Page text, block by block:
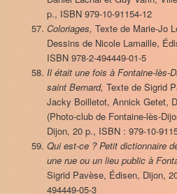
p., ISBN 979-10-91154-12
Coloriages, Texte de Marie-Jo
Dessins de Nicole Lamaille,
ISBN 978-2-494449-01-5
Il était une fois à Fontaine-lès-
saint Bernard, Texte de Sigrid
Jacky Boilletot, Annick Getet,
(Photo-club de Fontaine-lès-
Dijon, 20 p., ISBN : 979-10-
Qui est-ce ? Petit dictionnaire
une rue ou un lieu public à
Sigrid Pavèse, Édisen, Dijon,
494449-05-3